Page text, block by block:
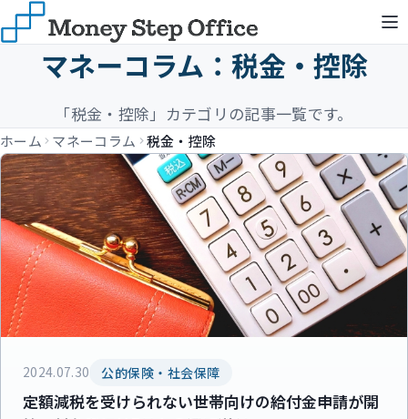
マネーコラム：税金・控除
「税金・控除」カテゴリの記事一覧です。
ホーム マネーコラム 税金・控除
2024.07.30 公的保険・社会保障
定額減税を受けられない世帯向けの給付金申請が開